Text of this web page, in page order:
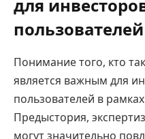
для
пользователей
Понимание того, кто
является важным для
пользователей в
Предыстория,
могут значительно